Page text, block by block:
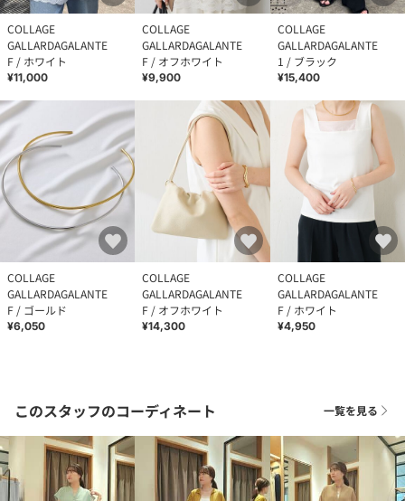
COLLAGE
GALLARDAGALANTE
F / ホワイト
¥11,000
COLLAGE
GALLARDAGALANTE
F / オフホワイト
¥9,900
COLLAGE
GALLARDAGALANTE
1 / ブラック
¥15,400
COLLAGE
GALLARDAGALANTE
F / ゴールド
¥6,050
COLLAGE
GALLARDAGALANTE
F / オフホワイト
¥14,300
COLLAGE
GALLARDAGALANTE
F / ホワイト
¥4,950
このスタッフのコーディネート 一覧を見る